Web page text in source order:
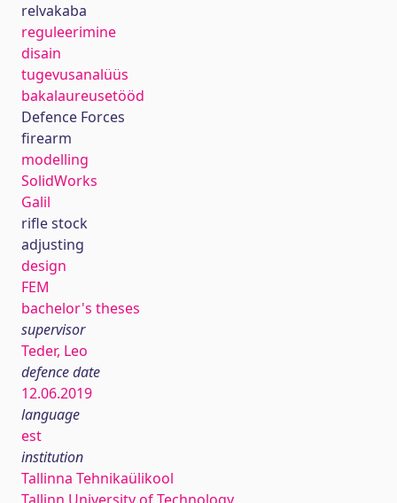
relvakaba
reguleerimine
disain
tugevusanalüüs
bakalaureusetööd
Defence Forces
firearm
modelling
SolidWorks
Galil
rifle stock
adjusting
design
FEM
bachelor's theses
supervisor
Teder, Leo
defence date
12.06.2019
language
est
institution
Tallinna Tehnikaülikool